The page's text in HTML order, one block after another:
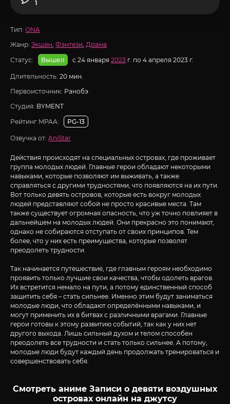
1
Тип: ONA
Жанр: Экшен, Фэнтези, Драма
Статус:
Вышел с 24 января 2023 г. по 4 апреля 2023 г.
Длительность: 20 мин.
Первоисточник: Ранобэ
Студия: BYMENT
Рейтинг MPAA:
PG-13
Озвучка от: AniStar
Действия происходят на специальных островах, где проживает
группа молодых людей. Главные герои обладают некоторыми
навыками, которые позволяют им выживать, а также
справляться с другими трудностями, что появляются на их пути.
Вот только девять островов, которые есть вокруг молодых
людей представляют собой не просто красивые места. Там
также существует огромная опасность, что уж точно повлияет в
дальнейшем на молодых людей. Они прекрасно это понимают,
однако не собираются отступать от своих принципов. Тем
более, что у них есть преимущества, которые позволят
преодолеть трудности.
Так начинается путешествие, где главным героям необходимо
проявить только лучшие свои качества, чтобы одолеть врагов.
Их встретится немало на пути, а потому единственный способ
защитить себя – стать сильнее. Именно этим будут заниматься
молодые люди, что обладают определёнными навыками, и
могут применить их в битвах с различными врагами. Главные
герои готовы к этому развитию событий, так как у них нет
другого выхода. Лишь сильный духом и телом способен
преодолеть все трудности и стать только сильнее. А потому,
молодые люди будут каждый день продолжать тренироваться и
совершенствовать себя.
Смотреть аниме Записи о девяти воздушных
островах онлайн на джутсу